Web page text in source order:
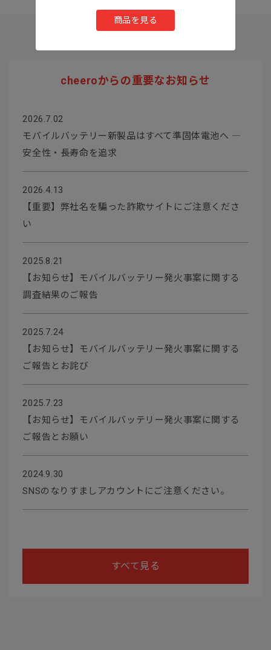
商品を見る
cheeroからの重要なお知らせ
2026.7.02
モバイルバッテリー新製品はすべて準固体電池へ ―
安全性・長寿命を追求
2026.4.13
【重要】弊社名を騙った詐欺サイトにご注意くださ
い
2025.8.21
【お知らせ】モバイルバッテリー発火事案に関する
調査結果のご報告
2025.7.24
【お知らせ】モバイルバッテリー発火事案に関する
ご報告とお詫び
2025.7.23
【お知らせ】モバイルバッテリー発火事案に関する
ご報告とお願い
2024.9.30
SNSのなりすましアカウントにご注意ください。
すべて見る